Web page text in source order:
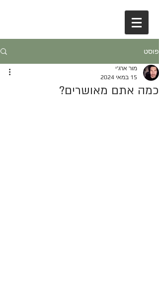
פוסט
כמה אתם מאושרים?
מור ארג'י
15 במאי 2024